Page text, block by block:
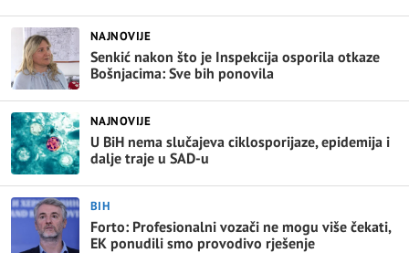
NAJNOVIJE
Senkić nakon što je Inspekcija osporila otkaze
Bošnjacima: Sve bih ponovila
NAJNOVIJE
U BiH nema slučajeva ciklosporijaze, epidemija i
dalje traje u SAD-u
BIH
Forto: Profesionalni vozači ne mogu više čekati,
EK ponudili smo provodivo rješenje